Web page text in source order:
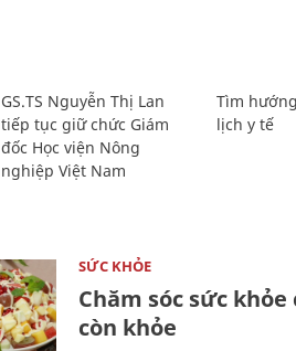
GS.TS Nguyễn Thị Lan
tiếp tục giữ chức Giám
đốc Học viện Nông
nghiệp Việt Nam
Tìm
lịch y tế
SỨC KHỎE
Chăm sóc sức
còn khỏe